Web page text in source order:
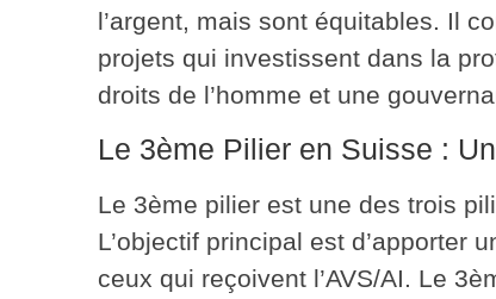
l’argent, mais sont équitables. Il
projets qui investissent dans la
droits de l’homme et une
Le 3ème Pilier en Suisse :
Le 3ème pilier est une des trois
L’objectif principal est d’apporter
ceux qui reçoivent l’AVS/AI. Le